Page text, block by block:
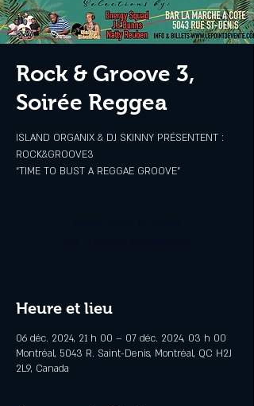
Rock & Groove 3,
Soirée Reggea
ISLAND ORGANIX & DJ SKINNY PRÉSENTENT :
ROCK&GROOVE3
“TIME TO BUST A REGGAE GROOVE”
Heure et lieu
06 déc. 2024, 21 h 00 – 07 déc. 2024, 03 h 00
Montréal, 5043 R. Saint-Denis, Montréal, QC H2J
2L9, Canada